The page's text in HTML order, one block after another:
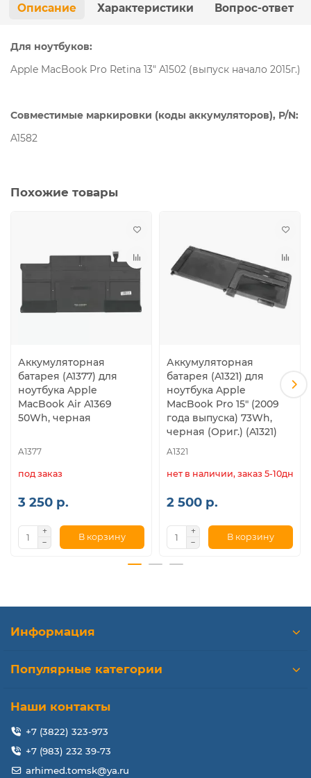
Описание Характеристики Вопрос-ответ
Для ноутбуков:
Apple MacBook Pro Retina 13" A1502 (выпуск начало 2015г.)
Совместимые маркировки (коды аккумуляторов), P/N:
A1582
Похожие товары
Аккумуляторная
батарея (A1377) для
ноутбука Apple
MacBook Air A1369
50Wh, черная
A1377
под заказ
3 250 р.
В корзину
Аккумуляторная
батарея (A1321) для
ноутбука Apple
MacBook Pro 15" (2009
года выпуска) 73Wh,
черная (Ориг.) (A1321)
A1321
нет в наличии, заказ 5-10дн.
2 500 р.
В корзину
Информация
Популярные категории
Наши контакты
+7 (3822) 323-973
+7 (983) 232 39-73
arhimed.tomsk@ya.ru